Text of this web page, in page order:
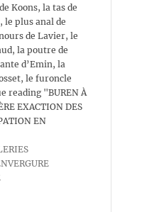
Koons, la tas de
le plus anal de
de Lavier, le
la poutre de
d’Emin, la
le furoncle
reading "BUREN À
EXACTION DES
EN